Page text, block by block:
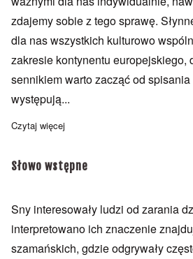
zdajemy sobie z tego sprawę.
dla nas wszystkich kulturowo
zakresie kontynentu europejskiego,
sennikiem warto zacząć od
występują...
Czytaj więcej
Słowo wstępne
Sny interesowały ludzi od zarania
interpretowano ich znaczenie
szamańskich, gdzie odgrywały